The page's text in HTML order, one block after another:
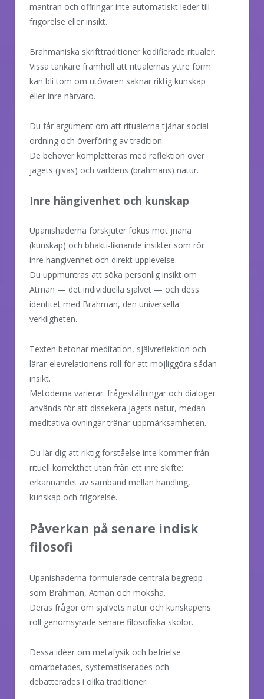
mantran och offringar inte automatiskt leder till
frigörelse eller insikt.
Brahmaniska skrifttraditioner kodifierade ritualer.
Vissa tänkare framhöll att ritualernas yttre form
kan bli tom om utövaren saknar riktig kunskap
eller inre närvaro.
Du får argument om att ritualerna tjänar social
ordning och överföring av tradition.
De behöver kompletteras med reflektion över
jagets (jivas) och världens (brahmans) natur.
Inre hängivenhet och kunskap
Upanishaderna förskjuter fokus mot jnana
(kunskap) och bhakti-liknande insikter som rör
inre hängivenhet och direkt upplevelse.
Du uppmuntras att söka personlig insikt om
Atman — det individuella självet — och dess
identitet med Brahman, den universella
verkligheten.
Texten betonar meditation, självreflektion och
lärar-elevrelationens roll för att möjliggöra sådan
insikt.
Metoderna varierar: frågeställningar och dialoger
används för att dissekera jagets natur, medan
meditativa övningar tränar uppmärksamheten.
Du lär dig att riktig förståelse inte kommer från
rituell korrekthet utan från ett inre skifte:
erkännandet av samband mellan handling,
kunskap och frigörelse.
Påverkan på senare indisk
filosofi
Upanishaderna formulerade centrala begrepp
som Brahman, Atman och moksha.
Deras frågor om självets natur och kunskapens
roll genomsyrade senare filosofiska skolor.
Dessa idéer om metafysik och befrielse
omarbetades, systematiserades och
debatterades i olika traditioner.